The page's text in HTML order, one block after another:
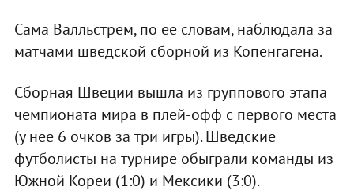
Сама Валльстрем, по ее словам, наблюдала за
матчами шведской сборной из Копенгагена.
Сборная Швеции вышла из группового этапа
чемпионата мира в плей-офф с первого места
(у нее 6 очков за три игры). Шведские
футболисты на турнире обыграли команды из
Южной Кореи (1:0) и Мексики (3:0).